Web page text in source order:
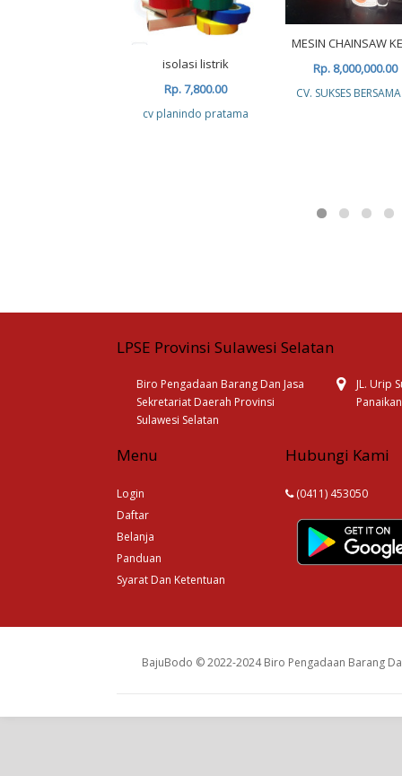
isolasi listrik
Rp. 7,800.00
cv planindo pratama
MESIN CHAINSAW
Rp. 8,000,000.00
CV. SUKSES
LPSE Provinsi Sulawesi Selatan
Biro Pengadaan Barang Dan Jasa
Sekretariat Daerah Provinsi
Sulawesi Selatan
JL. Urip
Menu
Login
Daftar
Belanja
Panduan
Syarat Dan Ketentuan
Hubungi Kami
(0411) 453050
BajuBodo © 2022-2024 Biro Pengadaan Barang